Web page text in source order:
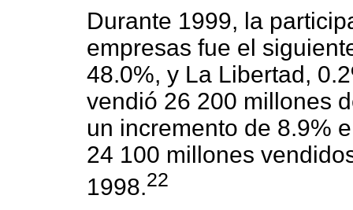
Durante 1999, la
empresas fue el
48.0%, y La Libertad,
vendió 26 200 millones
un incremento de 8.9%
24 100 millones
1998.22